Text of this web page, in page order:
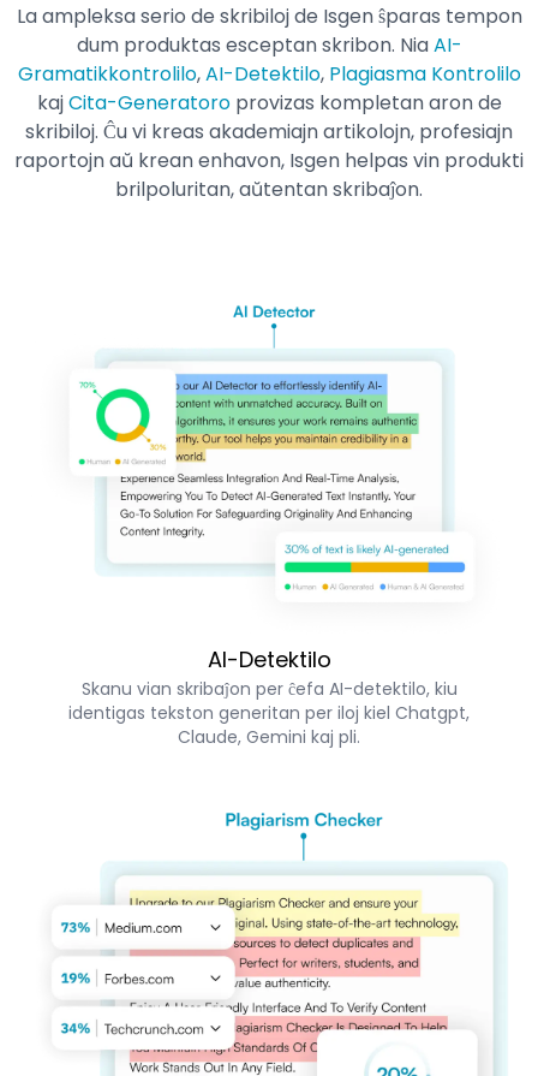
La ampleksa serio de skribiloj de Isgen ŝparas tempon
dum produktas esceptan skribon. NiaAI-
Gramatikkontrolilo,AI-Detektilo, Plagiasma Kontrolilo
kajCita-Generatoroprovizas kompletan aron de
skribiloj. Ĉu vi kreas akademiajn artikolojn, profesiajn
raportojn aŭ krean enhavon, Isgen helpas vin produkti
brilpoluritan, aŭtentan skribaĵon.
AI-Detektilo
Skanu vian skribaĵon per ĉefa AI-detektilo, kiu
identigas tekston generitan per iloj kiel Chatgpt,
Claude, Gemini kaj pli.